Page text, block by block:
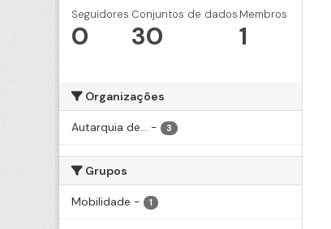
Seguidores
0
Conjuntos de dados
30
Membros
1
Organizações
Autarquia de... - 3
Grupos
Mobilidade - 1